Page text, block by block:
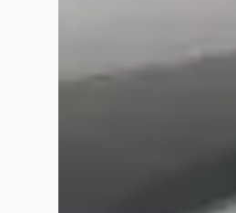
februari 2026
Prachtige Ford Kuga